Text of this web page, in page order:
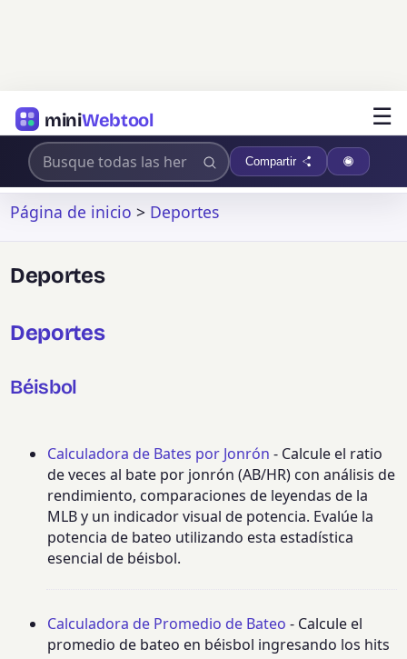
miniWebtool ☰
Compartir
Página de inicio > Deportes
Deportes
Deportes
Béisbol
Calculadora de Bates por Jonrón - Calcule el ratio
de veces al bate por jonrón (AB/HR) con análisis de
rendimiento, comparaciones de leyendas de la
MLB y un indicador visual de potencia. Evalúe la
potencia de bateo utilizando esta estadística
esencial de béisbol.
Calculadora de Promedio de Bateo - Calcule el
promedio de bateo en béisbol ingresando los hits